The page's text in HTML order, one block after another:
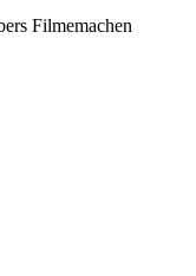
Filmemachen